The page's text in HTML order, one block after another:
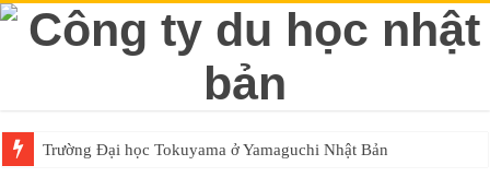
Trường Đại học Tokuyama ở Yamaguchi Nhật Bản